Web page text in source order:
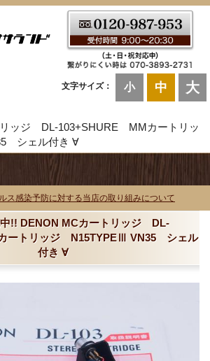
文字サイズ： 小 中 大
ッジ DL-103+SHURE MMカートリッ
シェル付き ∀
ス感染予防に対する当店の取り組みについて
!! DENON MCカートリッジ DL-
ートリッジ N15TYPEⅢ VN35 シェル
付き ∀